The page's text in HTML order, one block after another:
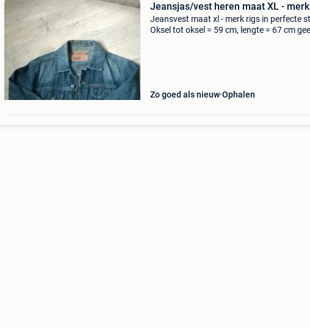
Jeansjas/vest heren maat XL -
Jeansvest maat xl - merk rigs in perfecte
Oksel tot oksel = 59 cm, lengte = 67 cm
Zo goed als nieuw Ophalen